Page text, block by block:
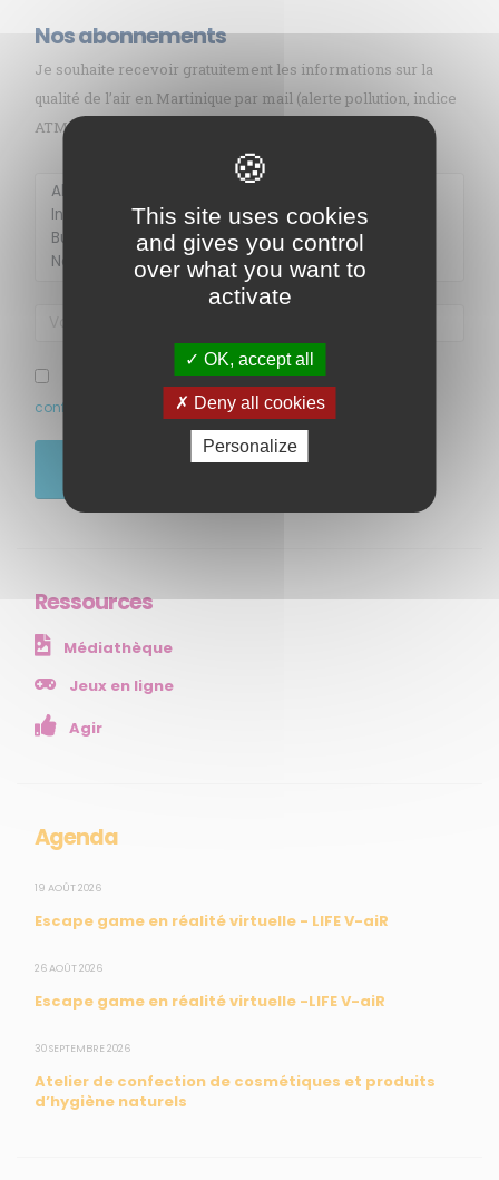
Nos abonnements
Je souhaite recevoir gratuitement les informations sur la
qualité de l’air en Martinique par mail (alerte pollution, indice
ATMO, sargasses, newsletter, etc.)
J’ai pris connaissance et accepte la politique de
confidentialité de ce site
Ressources
Médiathèque
Jeux en ligne
Agir
Agenda
19 AOÛT 2026
Escape game en réalité virtuelle - LIFE V-aiR
26 AOÛT 2026
Escape game en réalité virtuelle -LIFE V-aiR
30 SEPTEMBRE 2026
Atelier de confection de cosmétiques et produits
d’hygiène naturels
Membre de
MENU
NOS SERVICES
Presse
Collectivités
Mesures réglementaires
SUIVEZ-NOUS
CONTACT
Mail : info@madininair.fr
This site uses cookies
and gives you control
over what you want to
activate
OK, accept all
Deny all cookies
Personalize